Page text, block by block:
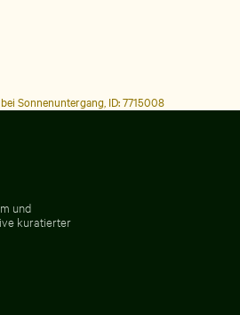
Sonnenuntergang, ID: 7715008
und
kuratierter